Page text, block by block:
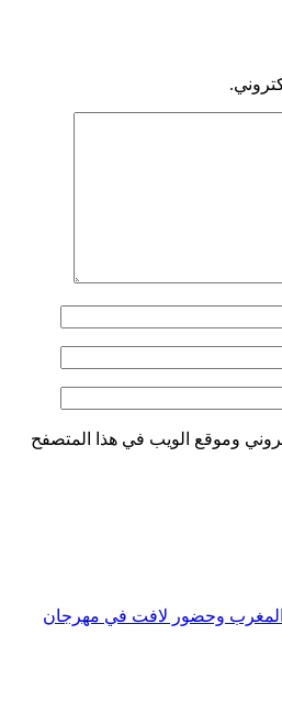
وموقع الويب في هذا المتصفح
وحضور لافت في مهرجان